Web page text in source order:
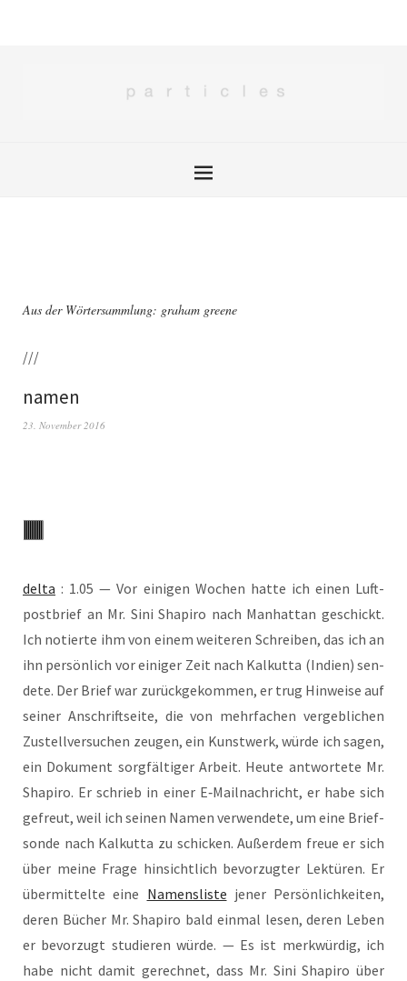
Aus der Wörtersammlung: graham greene
///
namen
23. November 2016
del­ta : 1.05 — Vor eini­gen Wochen hat­te ich einen Luft­
post­brief an Mr. Sini Sha­pi­ro nach Man­hat­tan geschickt.
Ich notier­te ihm von einem wei­te­ren Schrei­ben, das ich an
ihn per­sön­lich vor eini­ger Zeit nach Kal­kut­ta (Indi­en) sen­
de­te. Der Brief war zurück­ge­kom­men, er trug Hin­wei­se auf
sei­ner Anschrift­sei­te, die von mehr­fa­chen ver­geb­li­chen
Zustell­ver­su­chen zeu­gen, ein Kunst­werk, wür­de ich sagen,
ein Doku­ment sorg­fäl­ti­ger Arbeit. Heu­te ant­wor­te­te Mr.
Sha­pi­ro. Er schrieb in einer E‑Mailnachricht, er habe sich
gefreut, weil ich sei­nen Namen ver­wen­de­te, um eine Brief­
son­de nach Kal­kut­ta zu schi­cken. Außer­dem freue er sich
über mei­ne Fra­ge hin­sicht­lich bevor­zug­ter Lek­tü­ren. Er
über­mit­tel­te eine Namens­lis­te jener Per­sön­lich­kei­ten,
deren Bücher Mr. Sha­pi­ro bald ein­mal lesen, deren Leben
er bevor­zugt stu­die­ren wür­de. — Es ist merk­wür­dig, ich
habe nicht damit gerech­net, dass Mr. Sini Sha­pi­ro über